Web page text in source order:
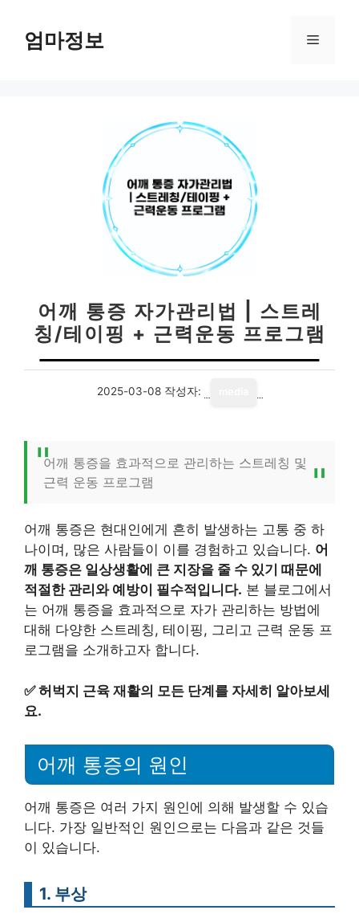
엄마정보 메
어깨 통증 자가관리법 | 스트레
칭/테이핑 + 근력운동 프로그램
2025-03-08 작성자:
어깨 통증을 효과적으로 관리하는 스트레칭 및
근력 운동 프로그램
어깨 통증은 현대인에게 흔히 발생하는 고통 중 하
나이며, 많은 사람들이 이를 경험하고 있습니다. 어
깨 통증은 일상생활에 큰 지장을 줄 수 있기 때문에
적절한 관리와 예방이 필수적입니다. 본 블로그에서
는 어깨 통증을 효과적으로 자가 관리하는 방법에
대해 다양한 스트레칭, 테이핑, 그리고 근력 운동 프
로그램을 소개하고자 합니다.
✅허벅지 근육 재활의 모든 단계를 자세히 알아보세
요.
어깨 통증의 원인
어깨 통증은 여러 가지 원인에 의해 발생할 수 있습
니다. 가장 일반적인 원인으로는 다음과 같은 것들
이 있습니다.
1. 부상